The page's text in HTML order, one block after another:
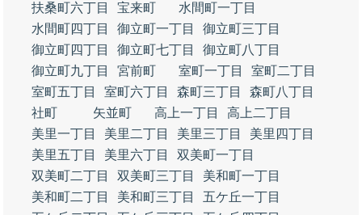
扶桑町六丁目
宝来町
水間町一丁目
水間町四丁目
御立町一丁目
御立町三丁目
御立町四丁目
御立町七丁目
御立町八丁目
御立町九丁目
宮前町 室町一丁目
室町二丁目
室町五丁目
室町六丁目 森町三丁目
森町八丁目
社町
矢並町 高上一丁目
高上二丁目
美里一丁目
美里二丁目 美里三丁目
美里四丁目
美里五丁目
美里六丁目
双美町一丁目
双美町二丁目
双美町三丁目
美和町一丁目
美和町二丁目
美和町三丁目
五ケ丘一丁目